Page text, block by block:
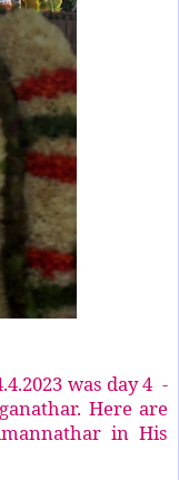
was day 4 -
Here are
in His